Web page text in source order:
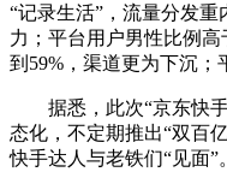
“记录生活”，流量分发
力；平台用户男性比例
到59%，渠道更为下沉；
据悉，此次“京东快手
态化，不定期推出“双百
快手达人与老铁们“见面